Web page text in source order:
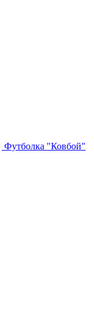
Футболка "Ковбой"